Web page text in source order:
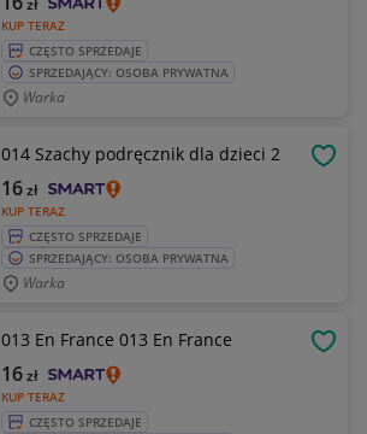
KUP TERAZ
zł
CZĘSTO SPRZEDAJE
SPRZEDAJĄCY: OSOBA PRYWATNA
Warka
014 Szachy podręcznik dla dzieci 2
KUP TERAZ
16zł
CZĘSTO SPRZEDAJE
SPRZEDAJĄCY: OSOBA PRYWATNA
Warka
013 En France 013 En France
KUP TERAZ
16zł
CZĘSTO SPRZEDAJE